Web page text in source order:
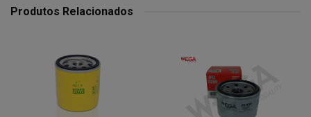
Produtos Relacionados